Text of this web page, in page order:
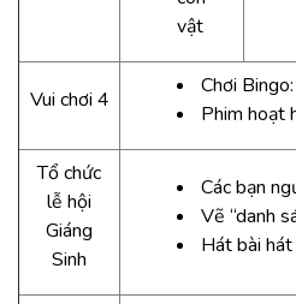
vật
Vui chơi 4
Chơi
Phim hoạt
Tổ chức
lễ hội
Giáng
Sinh
Các bạn
Vẽ “danh
Hát bài hát